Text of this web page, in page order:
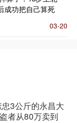
成功把自己算死
03-20
3公斤的永昌大
者从80万卖到